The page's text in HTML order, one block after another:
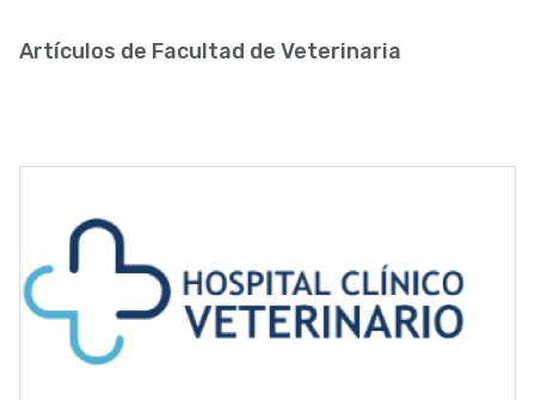
de
la
navegación
Artículos de Facultad de Veterinaria